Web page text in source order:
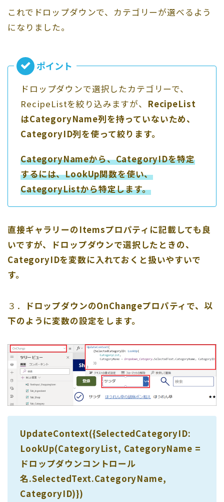
これでドロップダウンで、カテゴリーが選べるよう
になりました。
ドロップダウンで選択したカテゴリーで、
RecipeListを絞り込みますが、 RecipeList
はCategoryName列を持っていないため、
CategoryID列を使って絞ります。
CategoryNameから、CategoryIDを特定
するには、LookUp関数を使い、
CategoryListから特定します。
直接ギャラリーのItemsプロパティに記載しても良
いですが、ドロップダウンで選択したときの、
CategoryIDを変数に入れておくと扱いやすいで
す。
３．
ドロップダウンのOnChangeプロパティで、以
下のように変数の設定をします。
UpdateContext({SelectedCategoryID:
LookUp(CategoryList, CategoryName =
ドロップダウンコントロール
名.SelectedText.CategoryName,
CategoryID)})